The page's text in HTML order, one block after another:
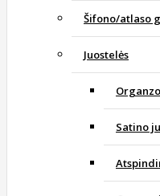
Šifono/atlaso
Juostelės
Satino